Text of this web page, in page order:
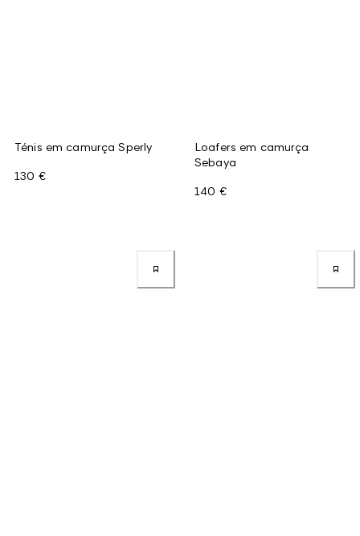
Ténis em camurça Sperly
130 €
Loafers em camurça
Sebaya
140 €